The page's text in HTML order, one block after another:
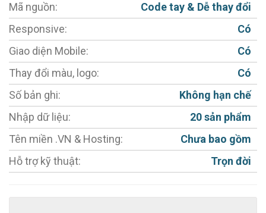
- Ngôn ngữ 01: Tiếng Việt (Có thể đổi sang ngôn ngữ
khác nếu yêu cầu)
- Tích hợp Album ảnh, Video Clips. (Có thể mở rộng
thêm tính năng khác)
- Module quản lý và đăng các sản phẩm.
- Chèn Video, hình ảnh vào web công ty trong từng
sản phẩm chỉ bằng 1 thao tác đơn giản.
- Tính năng Zoom, lật ảnh.
- MIỄN PHÍ Tích hợp công cụ chat trực tuyến
Mã nguồn:
Code tay & Dễ thay đổi
Responsive:
Có
Giao diện Mobile:
Có
Thay đổi màu, logo:
Có
Số bản ghi:
Không hạn chế
Nhập dữ liệu:
20 sản phẩm
Tên miền .VN & Hosting:
Chưa bao gồm
Hỗ trợ kỹ thuật:
Trọn đời